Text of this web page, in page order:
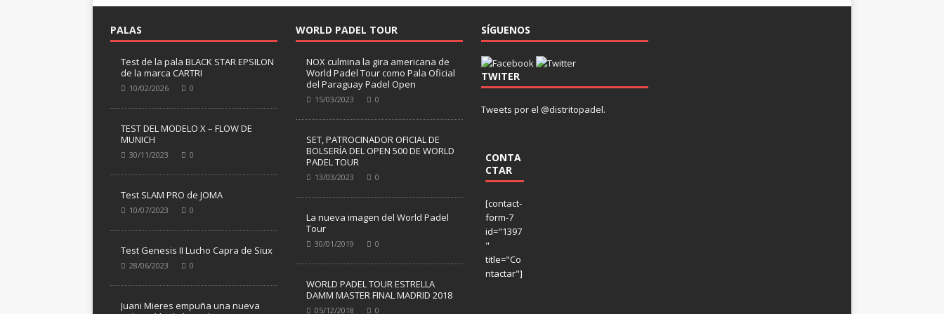
PALAS
Test de la pala BLACK STAR EPSILON
de la marca CARTRI
10/02/2026 0
TEST DEL MODELO X – FLOW DE
MUNICH
30/11/2023 0
Test SLAM PRO de JOMA
10/07/2023 0
Test Genesis II Lucho Capra de Siux
28/06/2023 0
Juani Mieres empuña una nueva
WORLD PADEL TOUR
NOX culmina la gira americana de
World Padel Tour como Pala Oficial
del Paraguay Padel Open
15/03/2023 0
SET, PATROCINADOR OFICIAL DE
BOLSERÍA DEL OPEN 500 DE WORLD
PADEL TOUR
13/03/2023 0
La nueva imagen del World Padel
Tour
30/01/2019 0
WORLD PADEL TOUR ESTRELLA
DAMM MASTER FINAL MADRID 2018
05/12/2018 0
SÍGUENOS
TWITER
Tweets por el @distritopadel.
CONTA
CTAR
[contact-
form-7
id="1397
"
title="Co
ntactar"]